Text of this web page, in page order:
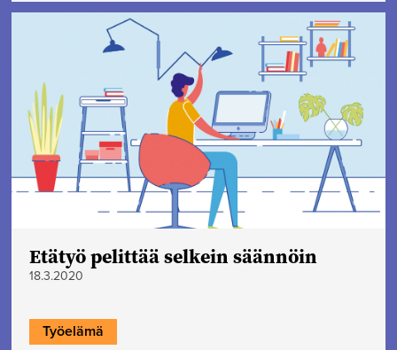
Etätyö pelittää selkein säännöin
18.3.2020
Työelämä